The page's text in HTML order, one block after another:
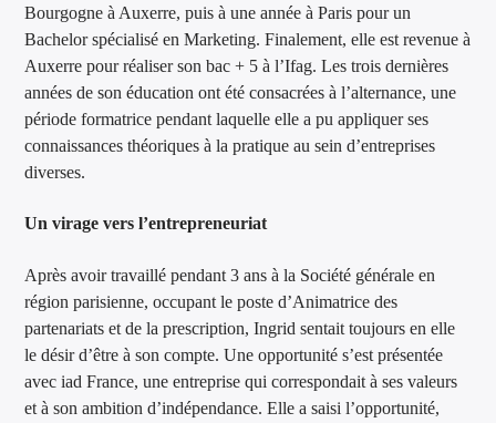
Bourgogne à Auxerre, puis à une année à Paris pour un
Bachelor spécialisé en Marketing. Finalement, elle est revenue à
Auxerre pour réaliser son bac + 5 à l’Ifag. Les trois dernières
années de son éducation ont été consacrées à l’alternance, une
période formatrice pendant laquelle elle a pu appliquer ses
connaissances théoriques à la pratique au sein d’entreprises
diverses.
Un virage vers l’entrepreneuriat
Après avoir travaillé pendant 3 ans à la Société générale en
région parisienne, occupant le poste d’Animatrice des
partenariats et de la prescription, Ingrid sentait toujours en elle
le désir d’être à son compte. Une opportunité s’est présentée
avec iad France, une entreprise qui correspondait à ses valeurs
et à son ambition d’indépendance. Elle a saisi l’opportunité,